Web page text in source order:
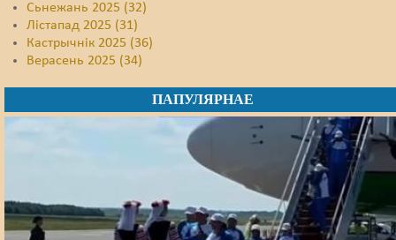
Сьнежань 2025 (32)
Лістапад 2025 (31)
Кастрычнік 2025 (36)
Верасень 2025 (34)
ПАПУЛЯРНАЕ